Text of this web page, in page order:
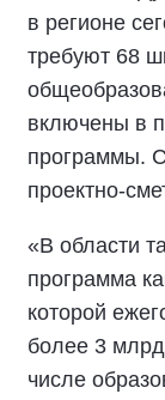
в регионе
требуют 68
включены в
программы.
проектно-
«В области
программа
которой
более 3
числе